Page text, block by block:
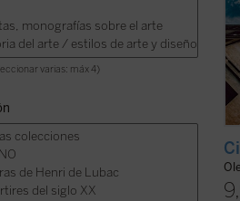
varias: máx 4)